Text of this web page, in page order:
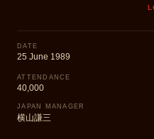
DATE
25 June 1989
ATTENDANCE
40,000
JAPAN MANAGER
横山謙三